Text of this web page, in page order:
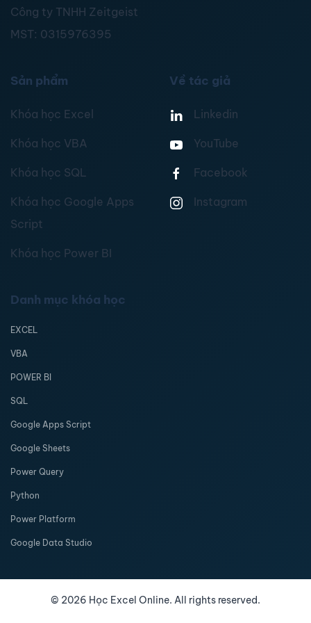
Công ty TNHH Zeitgeist
MST: 0315976395
Sản phẩm
Khóa học Excel
Khóa học VBA
Khóa học SQL
Khóa học Google Apps
Script
Khóa học Power BI
Về tác giả
Linkedin
YouTube
Facebook
Instagram
Danh mục khóa học
EXCEL
VBA
POWER BI
SQL
Google Apps Script
Google Sheets
Power Query
Python
Power Platform
Google Data Studio
© 2026 Học Excel Online. All rights reserved.